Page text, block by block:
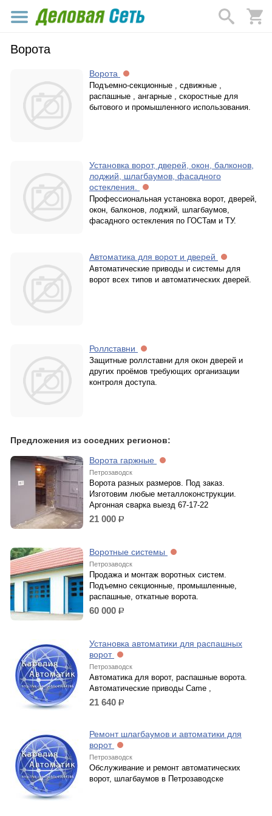
Ворота
Ворота
Подъемно-секционные , сдвижные ,
распашные , ангарные , скоростные для
бытового и промышленного использования.
Установка ворот, дверей, окон, балконов,
лоджий, шлагбаумов, фасадного
остекления.
Профессиональная установка ворот, дверей,
окон, балконов, лоджий, шлагбаумов,
фасадного остекления по ГОСТам и ТУ.
Автоматика для ворот и дверей
Автоматические приводы и системы для
ворот всех типов и автоматических дверей.
Роллставни
Защитные роллставни для окон дверей и
других проёмов требующих организации
контроля доступа.
Предложения из соседних регионов:
Ворота гаржные
Петрозаводск
Ворота разных размеров. Под заказ.
Изготовим любые металлоконструкции.
Аргонная сварка выезд 67-17-22
21 000 р.
Воротные системы
Петрозаводск
Продажа и монтаж воротных систем.
Подъемно секционные, промышленные,
распашные, откатные ворота.
60 000 р.
Установка автоматики для распашных
ворот
Петрозаводск
Автоматика для ворот, распашные ворота.
Автоматические приводы Came ,
21 640 р.
Ремонт шлагбаумов и автоматики для
ворот
Петрозаводск
Обслуживание и ремонт автоматических
ворот, шлагбаумов в Петрозаводске